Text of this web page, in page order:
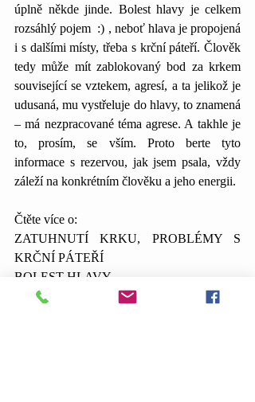
úplně někde jinde. Bolest hlavy je celkem
rozsáhlý pojem  :) , neboť hlava je propojená
i s dalšími místy, třeba s krční páteří. Člověk
tedy může mít zablokovaný bod za krkem
související se vztekem, agresí, a ta jelikož je
udusaná, mu vystřeluje do hlavy, to znamená
– má nezpracované téma agrese. A takhle je
to, prosím, se vším. Proto berte tyto
informace s rezervou, jak jsem psala, vždy
záleží na konkrétním člověku a jeho energii.
Čtěte více o:
ZATUHNUTÍ KRKU, PROBLÉMY S
KRČNÍ PÁTEŘÍ
BOLEST HLAVY
ANGÍNA, BOLEST V KRKU